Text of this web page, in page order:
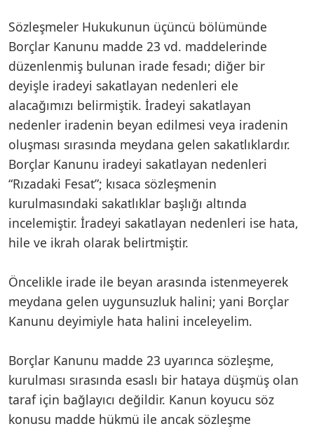
Sözleşmeler Hukukunun üçüncü bölümünde
Borçlar Kanunu madde 23 vd. maddelerinde
düzenlenmiş bulunan irade fesadı; diğer bir
deyişle iradeyi sakatlayan nedenleri ele
alacağımızı belirmiştik. İradeyi sakatlayan
nedenler iradenin beyan edilmesi veya iradenin
oluşması sırasında meydana gelen sakatlıklardır.
Borçlar Kanunu iradeyi sakatlayan nedenleri
“Rızadaki Fesat”; kısaca sözleşmenin
kurulmasındaki sakatlıklar başlığı altında
incelemiştir. İradeyi sakatlayan nedenleri ise hata,
hile ve ikrah olarak belirtmiştir.
Öncelikle irade ile beyan arasında istenmeyerek
meydana gelen uygunsuzluk halini; yani Borçlar
Kanunu deyimiyle hata halini inceleyelim.
Borçlar Kanunu madde 23 uyarınca sözleşme,
kurulması sırasında esaslı bir hataya düşmüş olan
taraf için bağlayıcı değildir. Kanun koyucu söz
konusu madde hükmü ile ancak sözleşme